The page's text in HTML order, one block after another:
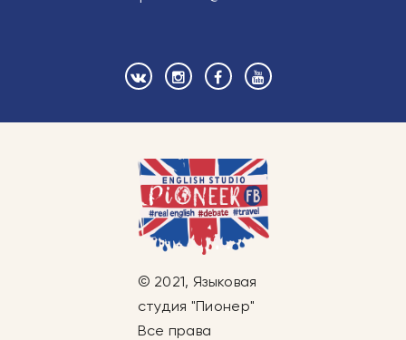
© 2021, Языковая
студия "Пионер"
Все права